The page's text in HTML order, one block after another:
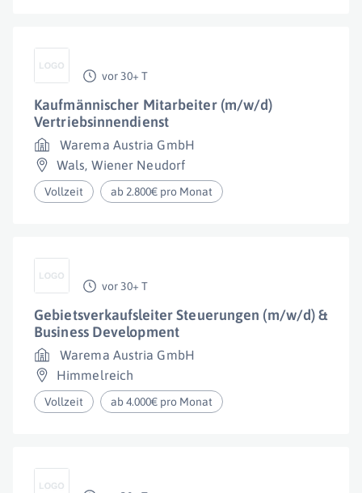
vor 30+ T
Kaufmännischer Mitarbeiter (m/w/d)
Vertriebsinnendienst
Warema Austria GmbH
Wals, Wiener Neudorf
Vollzeit ab 2.800€ pro Monat
vor 30+ T
Gebietsverkaufsleiter Steuerungen (m/w/d) &
Business Development
Warema Austria GmbH
Himmelreich
Vollzeit ab 4.000€ pro Monat